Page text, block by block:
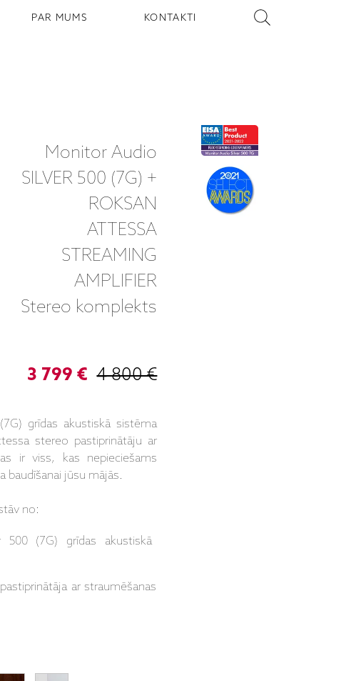
PAR MUMS KONTAKTI
Monitor Audio
SILVER 500 (7G) +
ROKSAN
ATTESSA
STREAMING
AMPLIFIER
Stereo komplekts
3 799 € 4 800 €
grīdas akustiskā sistēma
stereo pastiprinātāju ar
ir viss, kas nepieciešams
baudīšanai jūsu mājās.
no:
500 (7G) grīdas akustiskā
ar straumēšanas